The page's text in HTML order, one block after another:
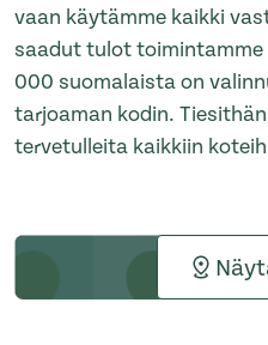
vaan käytämme kaikki
saadut tulot toimintamme
000 suomalaista on
tarjoaman kodin.
tervetulleita kaikkiin